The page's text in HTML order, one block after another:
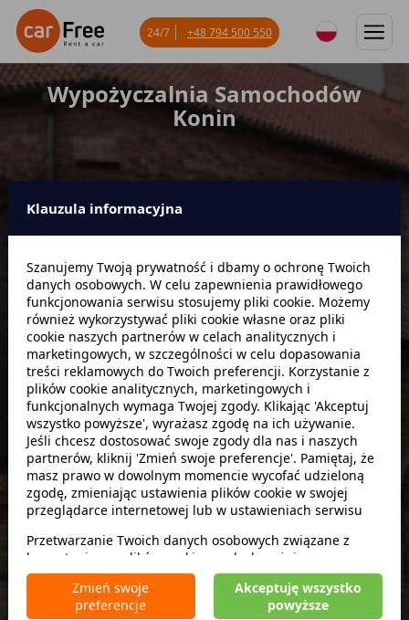
Wypożyczalnia Samochodów
Konin
Data odbioru Godzina
Data zwrotu Godzina
Szukaj
zwróć w innym miejscu
Brak limitu kilometrów
Bezpłatne odwołanie rezerwacji
24/7 +48 794 500 550
Klauzula informacyjna
Szanujemy Twoją prywatność i dbamy o ochronę Twoich
danych osobowych. W celu zapewnienia prawidłowego
funkcjonowania serwisu stosujemy pliki cookie. Możemy
również wykorzystywać pliki cookie własne oraz pliki
cookie naszych partnerów w celach analitycznych i
marketingowych, w szczególności w celu dopasowania
treści reklamowych do Twoich preferencji. Korzystanie z
plików cookie analitycznych, marketingowych i
funkcjonalnych wymaga Twojej zgody. Klikając 'Akceptuj
wszystko powyższe', wyrażasz zgodę na ich używanie.
Jeśli chcesz dostosować swoje zgody dla nas i naszych
partnerów, kliknij 'Zmień swoje preferencje'. Pamiętaj, że
masz prawo w dowolnym momencie wycofać udzieloną
zgodę, zmieniając ustawienia plików cookie w swojej
przeglądarce internetowej lub w ustawieniach serwisu
Przetwarzanie Twoich danych osobowych związane z
korzystaniem z plików cookie w celach wyżej
wymienionych jest prowadzone przez CarFree sp. z o.o. z
siedzibą w Warszawie (02-677), ul. Cybernetyki 5,
będącego administratorem danych. W niektórych
Zmień swoje
preferencje
Akceptuję wszystko
powyższe